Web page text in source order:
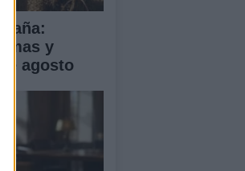
y
agosto